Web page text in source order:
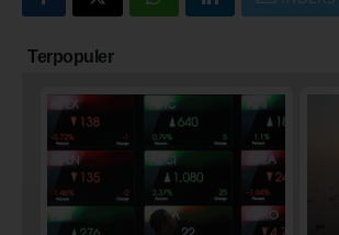
Terpopuler